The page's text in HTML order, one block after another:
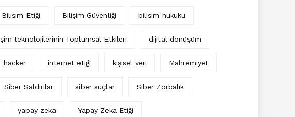
Bilişim Etiği Bilişim Güvenliği bilişim hukuku
teknolojilerinin Toplumsal Etkileri dijital dönüşüm
hacker internet etiği kişisel veri Mahremiyet
Siber Saldırılar siber suçlar Siber Zorbalık
yapay zeka Yapay Zeka Etiği